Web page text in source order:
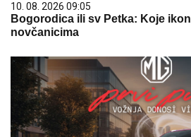
10. 08. 2026 09:05
Bogorodica ili sv Petka: Koje
novčanicima